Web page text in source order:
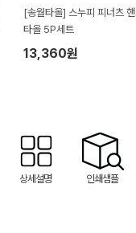
[송월타올] 스누피 피너츠
타올 5P세트
13,360원
상세설명 인쇄샘플